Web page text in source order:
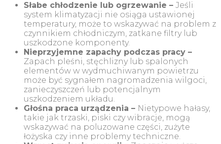
Słabe chłodzenie lub ogrzewanie – Jeśli
system klimatyzacji nie osiąga ustawionej
temperatury, może to wskazywać na problem z
czynnikiem chłodniczym, zatkane filtry lub
uszkodzone komponenty.
Nieprzyjemne zapachy podczas pracy –
Zapach pleśni, stęchlizny lub spalonych
elementów w wydmuchiwanym powietrzu
może być sygnałem nagromadzenia wilgoci,
zanieczyszczeń lub potencjalnym
uszkodzeniem układu.
Głośna praca urządzenia – Nietypowe hałasy,
takie jak trzaski, piski czy wibracje, mogą
wskazywać na poluzowane części, zużyte
łożyska czy inne problemy techniczne.